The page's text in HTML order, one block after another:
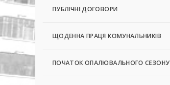
ПУБЛІЧНІ ДОГОВОРИ
ЩОДЕННА ПРАЦЯ КОМУНАЛЬНИКІВ
ПОЧАТОК ОПАЛЮВАЛЬНОГО СЕЗОНУ